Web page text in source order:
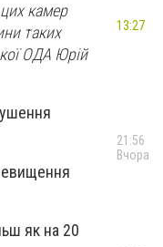
камер
таких
ОДА Юрій
як на 20
13:27
21:56
Вчора